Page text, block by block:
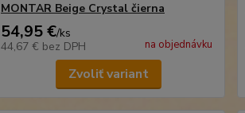
MONTAR Beige Crystal čierna
54,95 €/ks
44,67 € bez DPH na objednávku
Zvoliť variant